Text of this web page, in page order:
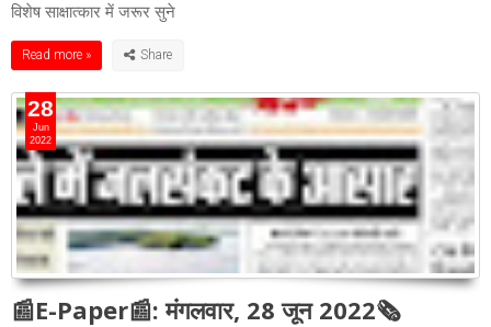
विशेष साक्षात्कार में जरूर सुने
Read more »
📰E-Paper📰: मंगलवार, 28 जून 2022🗞
28
Jun
2022